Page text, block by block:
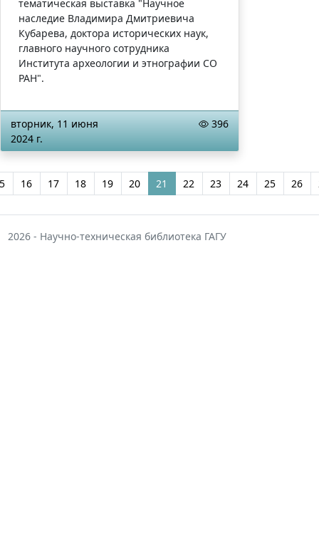
тематическая выставка "Научное
наследие Владимира Дмитриевича
Кубарева, доктора исторических наук,
главного научного сотрудника
Института археологии и этнографии СО
РАН".
вторник, 11 июня
2024 г.
396
16 17 18 19 20 21 22 23 24 25 26
2026 - Научно-техническая библиотека ГАГУ